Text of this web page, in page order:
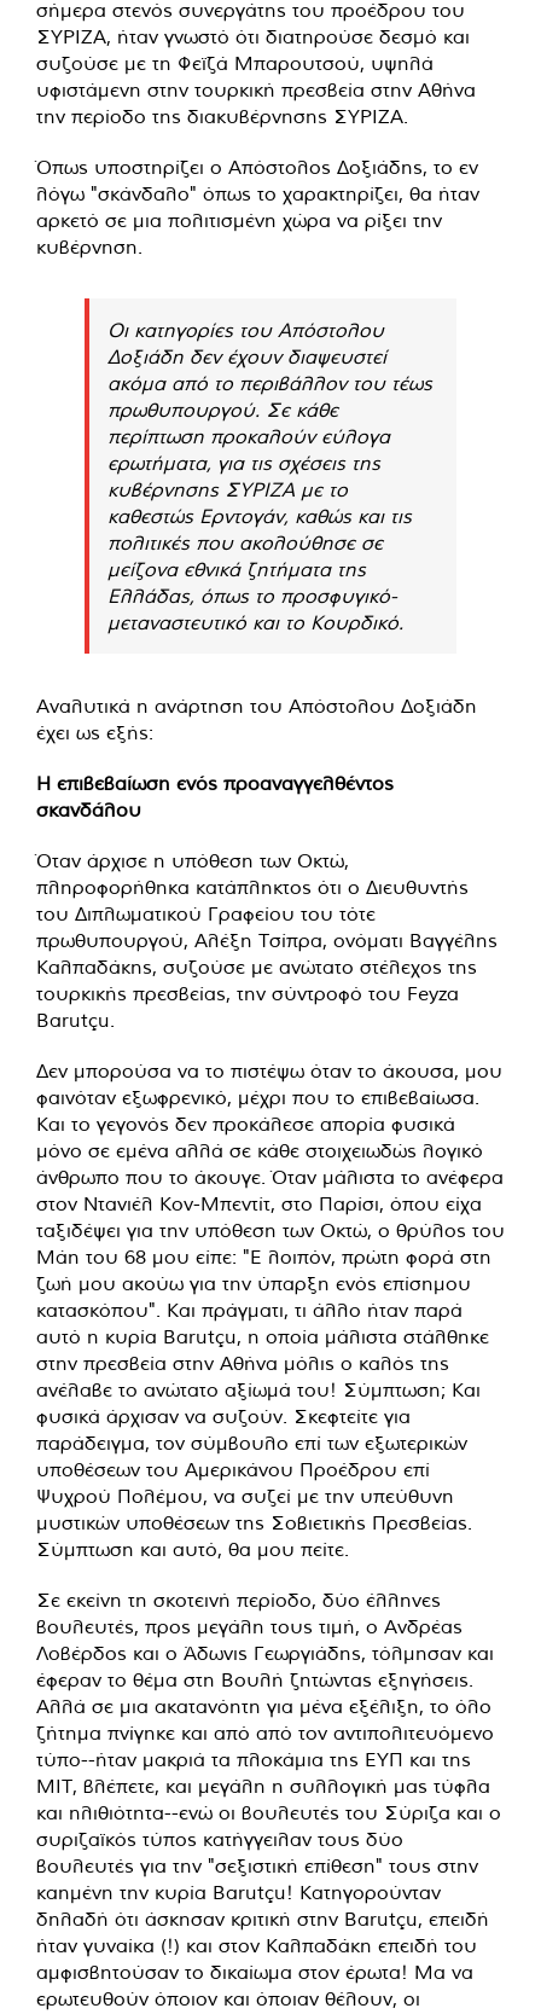
σήμερα στενός συνεργάτης του προέδρου του
ΣΥΡΙΖΑ, ήταν γνωστό ότι διατηρούσε δεσμό και
συζούσε με τη Φεϊζά Μπαρουτσού, υψηλά
υφιστάμενη στην τουρκική πρεσβεία στην Αθήνα
την περίοδο της διακυβέρνησης ΣΥΡΙΖΑ.
Όπως υποστηρίζει ο Απόστολος Δοξιάδης, το εν
λόγω "σκάνδαλο" όπως το χαρακτηρίζει, θα ήταν
αρκετό σε μια πολιτισμένη χώρα να ρίξει την
κυβέρνηση.
Οι κατηγορίες του Απόστολου
Δοξιάδη δεν έχουν διαψευστεί
ακόμα από το περιβάλλον του τέως
πρωθυπουργού. Σε κάθε
περίπτωση προκαλούν εύλογα
ερωτήματα, για τις σχέσεις της
κυβέρνησης ΣΥΡΙΖΑ με το
καθεστώς Ερντογάν, καθώς και τις
πολιτικές που ακολούθησε σε
μείζονα εθνικά ζητήματα της
Ελλάδας, όπως το προσφυγικό-
μεταναστευτικό και το Κουρδικό.
Αναλυτικά η ανάρτηση του Απόστολου Δοξιάδη
έχει ως εξής:
Η επιβεβαίωση ενός προαναγγελθέντος
σκανδάλου
Όταν άρχισε η υπόθεση των Οκτώ,
πληροφορήθηκα κατάπληκτος ότι ο Διευθυντής
του Διπλωματικού Γραφείου του τότε
πρωθυπουργού, Αλέξη Τσίπρα, ονόματι Βαγγέλης
Καλπαδάκης, συζούσε με ανώτατο στέλεχος της
τουρκικής πρεσβείας, την σύντροφό του Feyza
Barutçu.
Δεν μπορούσα να το πιστέψω όταν το άκουσα, μου
φαινόταν εξωφρενικό, μέχρι που το επιβεβαίωσα.
Και το γεγονός δεν προκάλεσε απορία φυσικά
μόνο σε εμένα αλλά σε κάθε στοιχειωδώς λογικό
άνθρωπο που το άκουγε. Όταν μάλιστα το ανέφερα
στον Ντανιέλ Κον-Μπεντίτ, στο Παρίσι, όπου είχα
ταξιδέψει για την υπόθεση των Οκτώ, ο θρύλος του
Μάη του 68 μου είπε: "Ε λοιπόν, πρώτη φορά στη
ζωή μου ακούω για την ύπαρξη ενός επίσημου
κατασκόπου". Και πράγματι, τι άλλο ήταν παρά
αυτό η κυρία Barutçu, η οποία μάλιστα στάλθηκε
στην πρεσβεία στην Αθήνα μόλις ο καλός της
ανέλαβε το ανώτατο αξίωμά του! Σύμπτωση; Και
φυσικά άρχισαν να συζούν. Σκεφτείτε για
παράδειγμα, τον σύμβουλο επί των εξωτερικών
υποθέσεων του Αμερικάνου Προέδρου επί
Ψυχρού Πολέμου, να συζεί με την υπεύθυνη
μυστικών υποθέσεων της Σοβιετικής Πρεσβείας.
Σύμπτωση και αυτό, θα μου πείτε.
Σε εκείνη τη σκοτεινή περίοδο, δύο έλληνες
βουλευτές, προς μεγάλη τους τιμή, ο Ανδρέας
Λοβέρδος και ο Άδωνις Γεωργιάδης, τόλμησαν και
έφεραν το θέμα στη Βουλή ζητώντας εξηγήσεις.
Αλλά σε μια ακατανόητη για μένα εξέλιξη, το όλο
ζήτημα πνίγηκε και από από τον αντιπολιτευόμενο
τύπο--ήταν μακριά τα πλοκάμια της ΕΥΠ και της
ΜΙΤ, βλέπετε, και μεγάλη η συλλογική μας τύφλα
και ηλιθιότητα--ενώ οι βουλευτές του Σύριζα και ο
συριζαϊκός τύπος κατήγγειλαν τους δύο
βουλευτές για την "σεξιστική επίθεση" τους στην
καημένη την κυρία Barutçu! Κατηγορούνταν
δηλαδή ότι άσκησαν κριτική στην Barutçu, επειδή
ήταν γυναίκα (!) και στον Καλπαδάκη επειδή του
αμφισβητούσαν το δικαίωμα στον έρωτα! Μα να
ερωτευθούν όποιον και όποιαν θέλουν, οι